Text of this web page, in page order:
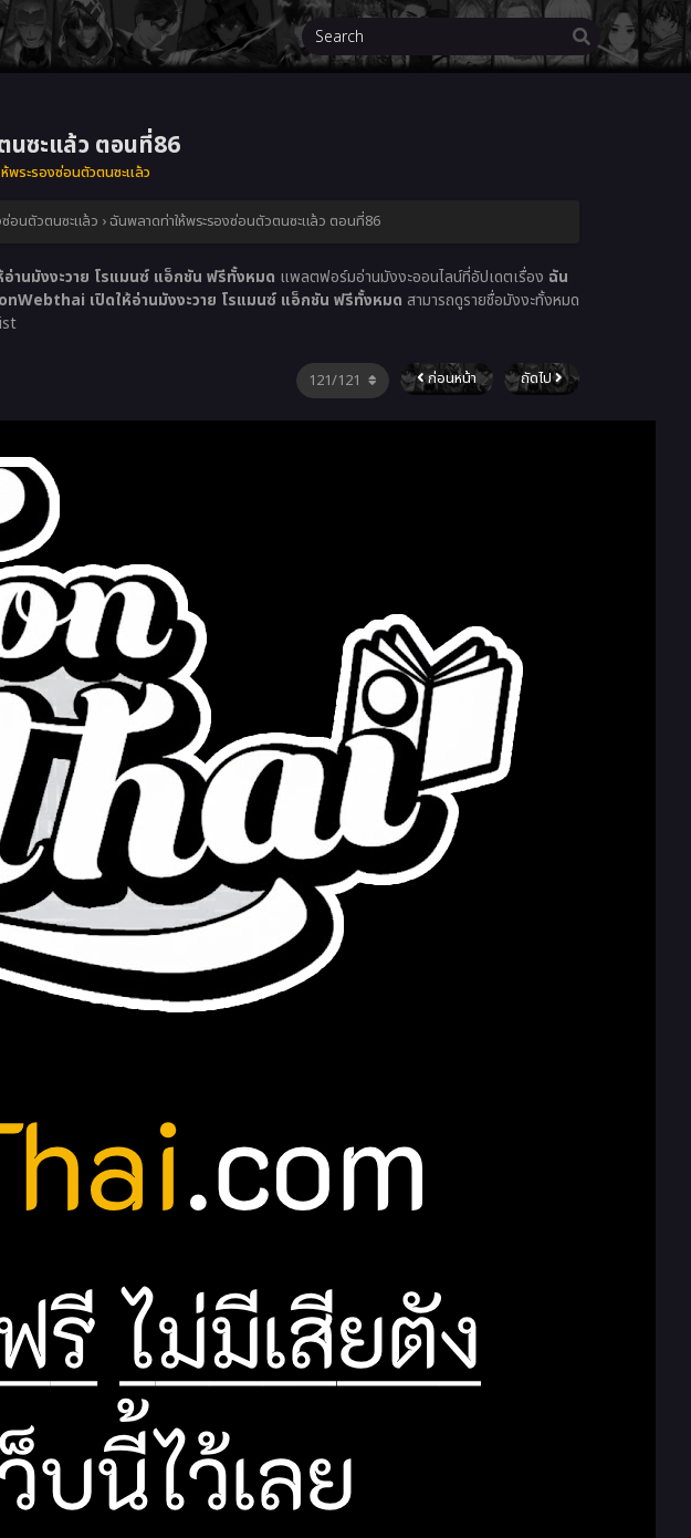
นซะแล้ว ตอนที่86
พระรองซ่อนตัวตนซะแล้ว
อนตัวตนซะแล้ว › ฉันพลาดท่าให้พระรองซ่อนตัวตนซะแล้ว ตอนที่86
านมังงะวาย โรแมนซ์ แอ็กชัน ฟรีทั้งหมด แพลตฟอร์มอ่านมังงะออนไลน์ที่อัปเดตเรื่อง ฉัน
เปิดให้อ่านมังงะวาย โรแมนซ์ แอ็กชัน ฟรีทั้งหมด สามารถดูรายชื่อมังงะทั้งหมด
ก่อนหน้า ถัดไป